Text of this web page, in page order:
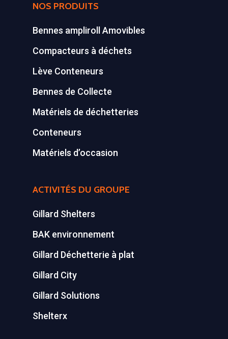
NOS PRODUITS
Bennes ampliroll Amovibles
Compacteurs à déchets
Lève Conteneurs
Bennes de Collecte
Matériels de déchetteries
Conteneurs
Matériels d’occasion
ACTIVITÉS DU GROUPE
Gillard Shelters
BAK environnement
Gillard Déchetterie à plat
Gillard City
Gillard Solutions
Shelterx